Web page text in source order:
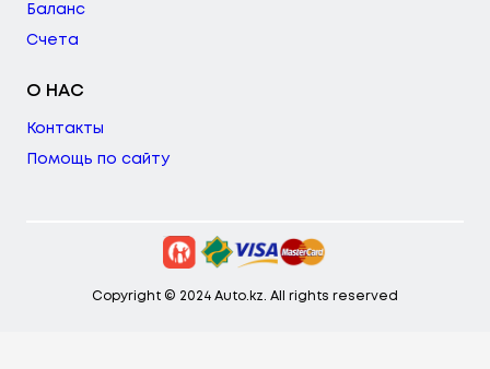
Баланс
Счета
О НАС
Контакты
Помощь по сайту
Copyright © 2024 Auto.kz. All rights reserved